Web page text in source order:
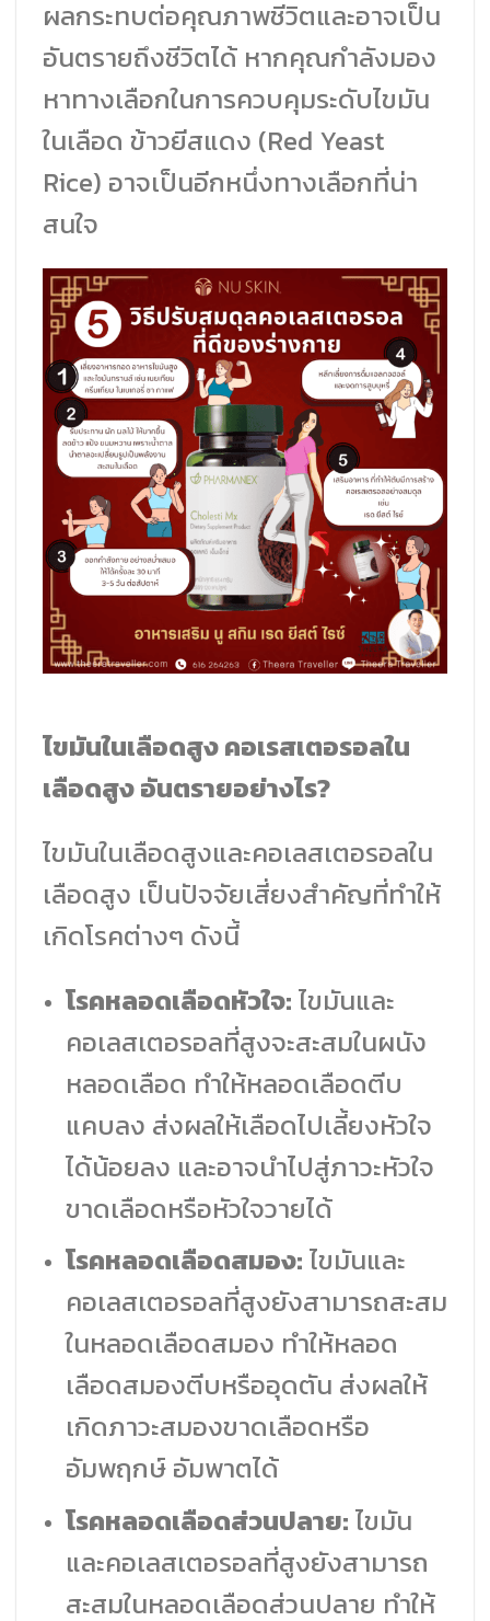
ผลกระทบต่อคุณภาพชีวิตและอาจเป็น
อันตรายถึงชีวิตได้ หากคุณกำลังมอง
หาทางเลือกในการควบคุมระดับไขมัน
ในเลือด ข้าวยีสแดง (Red Yeast
Rice) อาจเป็นอีกหนึ่งทางเลือกที่น่า
สนใจ
ไขมันในเลือดสูง คอเรสเตอรอลใน
เลือดสูง อันตรายอย่างไร?
ไขมันในเลือดสูงและคอเลสเตอรอลใน
เลือดสูง เป็นปัจจัยเสี่ยงสำคัญที่ทำให้
เกิดโรคต่างๆ ดังนี้
โรคหลอดเลือดหัวใจ: ไขมันและ
คอเลสเตอรอลที่สูงจะสะสมในผนัง
หลอดเลือด ทำให้หลอดเลือดตีบ
แคบลง ส่งผลให้เลือดไปเลี้ยงหัวใจ
ได้น้อยลง และอาจนำไปสู่ภาวะหัวใจ
ขาดเลือดหรือหัวใจวายได้
โรคหลอดเลือดสมอง: ไขมันและ
คอเลสเตอรอลที่สูงยังสามารถสะสม
ในหลอดเลือดสมอง ทำให้หลอด
เลือดสมองตีบหรืออุดตัน ส่งผลให้
เกิดภาวะสมองขาดเลือดหรือ
อัมพฤกษ์ อัมพาตได้
โรคหลอดเลือดส่วนปลาย: ไขมัน
และคอเลสเตอรอลที่สูงยังสามารถ
สะสมในหลอดเลือดส่วนปลาย ทำให้